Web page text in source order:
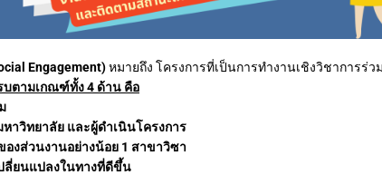
Engagement)หมายถึง โครงการที่เป็นการทำงานเชิงวิชาการ
บตามเกณฑ์ทั้ง 4 ด้าน คือ
าวิทยาลัย และผู้ดำเนินโครงการ
งส่วนงานอย่างน้อย 1 สาขาวิซา
ปลี่ยนแปลงในทางที่ดีขึ้น